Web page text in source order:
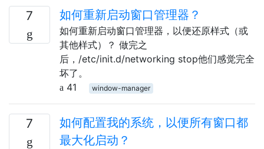
7 如何重新启动窗口管理器？
如何重新启动窗口管理器，以便还原样式（或
其他样式）？ 做完之
后，/etc/init.d/networking stop他们感觉完全
坏了。
41
window-manager
7
如何配置我的系统，以便所有窗口都
最大化启动？